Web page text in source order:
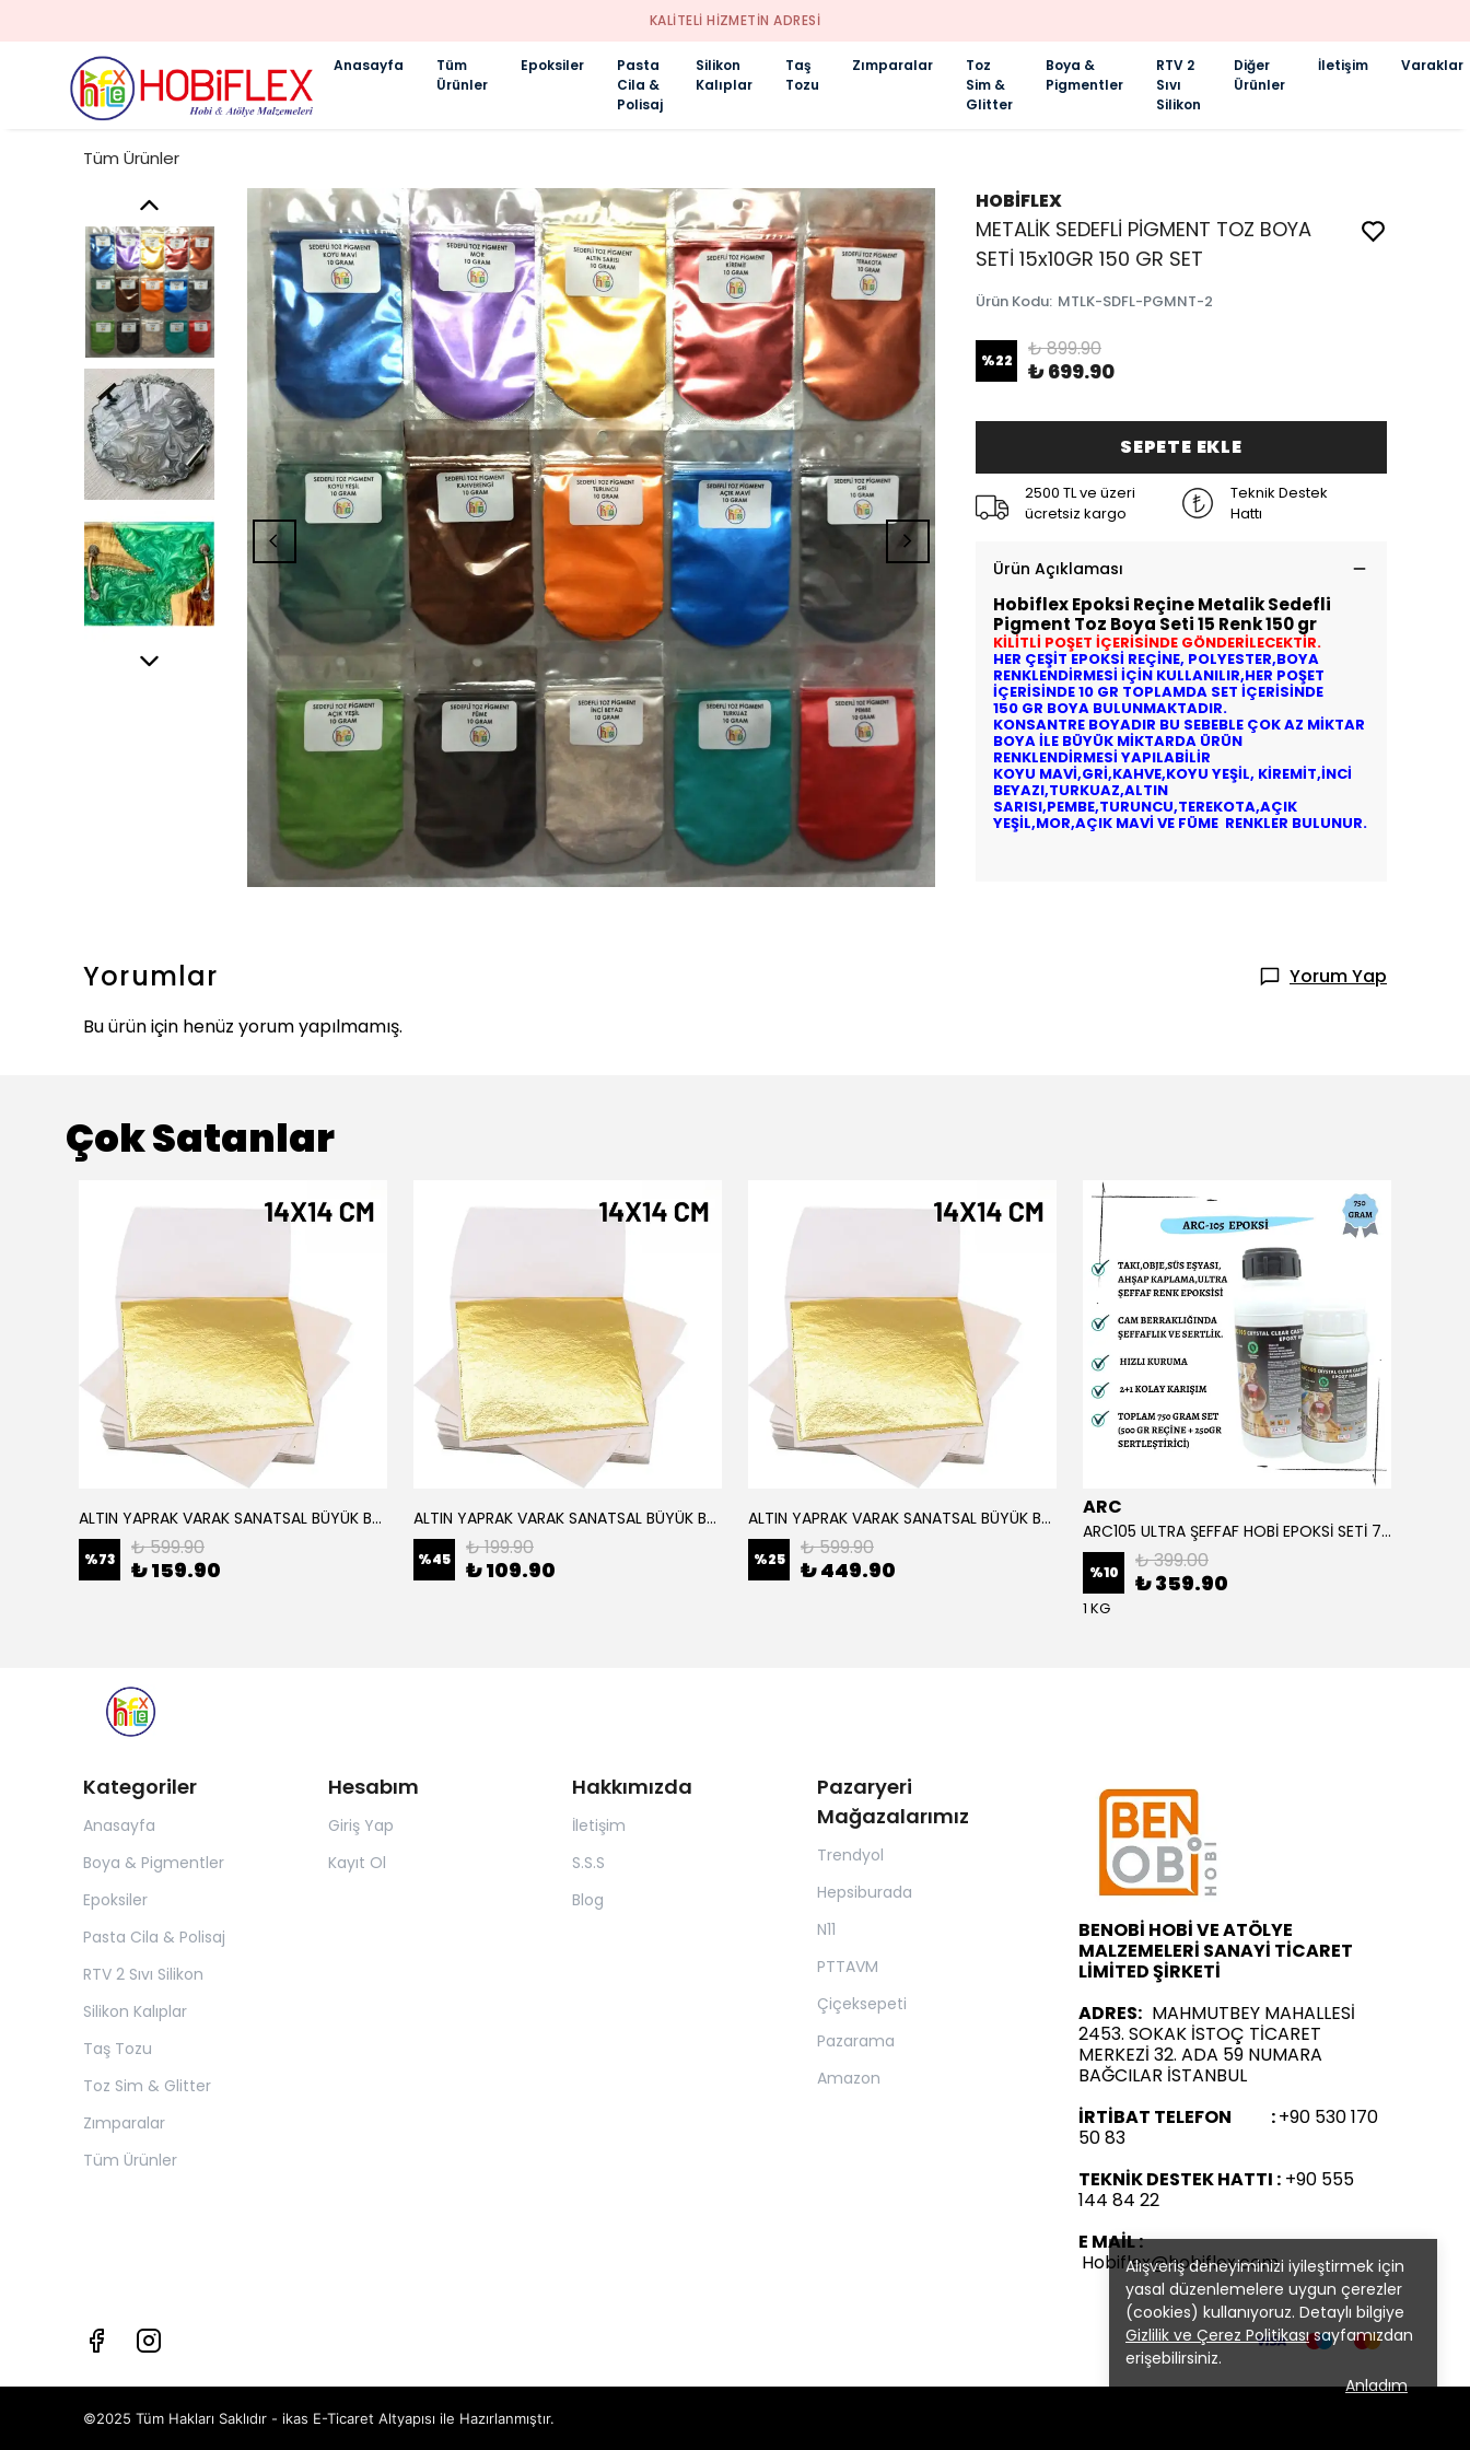
KALİTELİ HİZMETİN ADRESİ
Anasayfa
Tüm
Ürünler
Epoksiler
Pasta
Cila &
Polisaj
Silikon
Kalıplar
Taş
Tozu
Zımparalar
Toz
Sim &
Glitter
Boya &
Pigmentler
RTV 2
Sıvı
Silikon
Diğer
Ürünler
İletişim Varaklar
Alışveriş deneyiminizi iyileştirmek için
yasal düzenlemelere uygun çerezler
(cookies) kullanıyoruz. Detaylı bilgiye
Gizlilik ve Çerez Politikasısayfamızdan
erişebilirsiniz.
Anladım
Tüm Ürünler
HOBİFLEX
METALİK SEDEFLİ PİGMENT TOZ BOYA
SETİ 15x10GR 150 GR SET
Ürün Kodu: MTLK-SDFL-PGMNT-2
%22 ₺ 899.90
₺ 699.90
SEPETE EKLE
2500 TL ve üzeri
ücretsiz kargo
Teknik Destek
Hattı
Ürün Açıklaması
Hobiflex Epoksi Reçine Metalik Sedefli
Pigment Toz Boya Seti 15 Renk 150 gr
KİLİTLİ POŞET İÇERİSİNDE GÖNDERİLECEKTİR.
HER ÇEŞİT EPOKSİ REÇİNE, POLYESTER,BOYA
RENKLENDİRMESİ İÇİN KULLANILIR,HER POŞET
İÇERİSİNDE 10 GR TOPLAMDA SET İÇERİSİNDE
150 GR BOYA BULUNMAKTADIR.
KONSANTRE BOYADIR BU SEBEBLE ÇOK AZ MİKTAR
BOYA İLE BÜYÜK MİKTARDA ÜRÜN
RENKLENDİRMESİ YAPILABİLİR
KOYU MAVİ,GRİ,KAHVE,KOYU YEŞİL, KİREMİT,İNCİ
BEYAZI,TURKUAZ,ALTIN
SARISI,PEMBE,TURUNCU,TEREKOTA,AÇIK
YEŞİL,MOR,AÇIK MAVİ VE FÜME RENKLER BULUNUR.
Yorumlar
Yorum Yap
Bu ürün için henüz yorum yapılmamış.
Çok Satanlar
ALTIN YAPRAK VARAK SANATSAL BÜYÜK BOY FOLYO EPOKSİ REÇİNE NAİL ART 16 ADET 14X14 CM ALTIN RENK
%73 ₺ 599.90
₺ 159.90
ALTIN YAPRAK VARAK SANATSAL BÜYÜK BOY FOLYO EPOKSİ REÇİNE NAİL ART 8 ADET ALTIN RENK 14X14 CM
%45 ₺ 199.90
₺ 109.90
ALTIN YAPRAK VARAK SANATSAL BÜYÜK BOY FOLYO EPOKSİ REÇİNE NAİL ART 90 ADET 14X14 CM ALTIN RENK
%25 ₺ 599.90
₺ 449.90
ARC
ARC105 ULTRA ŞEFFAF HOBİ EPOKSİ SETİ 750 GRAM
%10 ₺ 399.00
₺ 359.90
1 KG
Kategoriler
Anasayfa
Boya & Pigmentler
Epoksiler
Pasta Cila & Polisaj
RTV 2 Sıvı Silikon
Silikon Kalıplar
Taş Tozu
Toz Sim & Glitter
Zımparalar
Tüm Ürünler
Hesabım
Giriş Yap
Kayıt Ol
Hakkımızda
İletişim
S.S.S
Blog
Pazaryeri
Mağazalarımız
Trendyol
Hepsiburada
N11
PTTAVM
Çiçeksepeti
Pazarama
Amazon
BENOBİ HOBİ VE ATÖLYE
MALZEMELERİ SANAYİ TİCARET
LİMİTED ŞİRKETİ
ADRES: MAHMUTBEY MAHALLESİ
2453. SOKAK İSTOÇ TİCARET
MERKEZİ 32. ADA 59 NUMARA
BAĞCILAR İSTANBUL
İRTİBAT TELEFON :+90 530 170
50 83
TEKNİK DESTEK HATTI : +90 555
144 84 22
E MAİL :
Hobiflex@hobiflex.com
©2025 Tüm Hakları Saklıdır - ikas E-Ticaret Altyapısı ile Hazırlanmıştır.